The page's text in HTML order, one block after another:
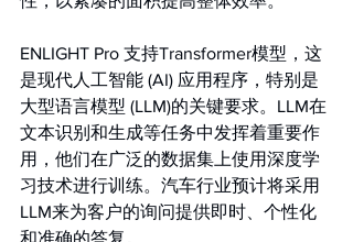
ENLIGHT Pro 支持Transformer模型，这
是现代人工智能 (AI) 应用程序，特别是
大型语言模型 (LLM)的关键要求。LLM在
文本识别和生成等任务中发挥着重要作
用，他们在广泛的数据集上使用深度学
习技术进行训练。汽车行业预计将采用
LLM来为客户的询问提供即时、个性化
和准确的答复。